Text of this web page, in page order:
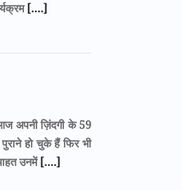
[….]
अपनी ज़िंदगी के 59
हो चुके हैं फिर भी
उनमें[….]